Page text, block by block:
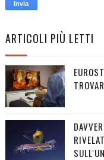
ARTICOLI PIÙ LETTI